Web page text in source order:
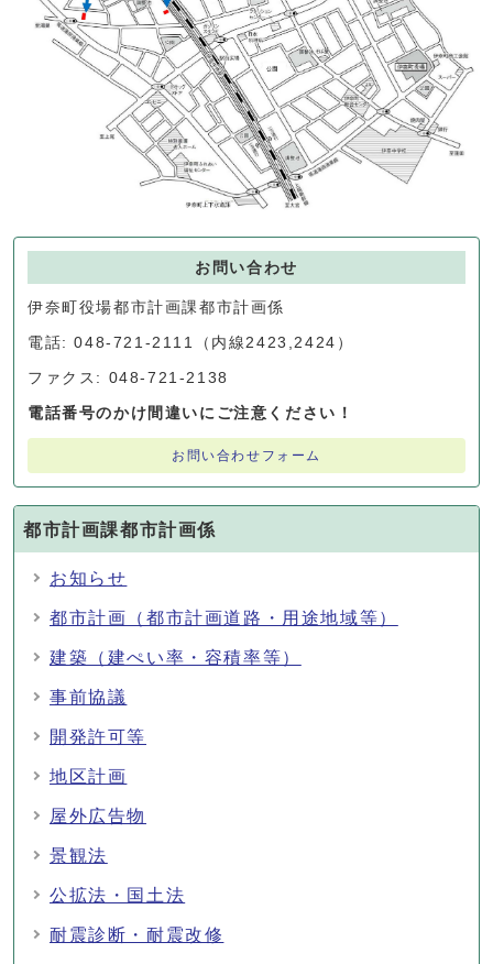
お問い合わせ
伊奈町役場都市計画課都市計画係
電話: 048-721-2111（内線2423,2424）
ファクス: 048-721-2138
電話番号のかけ間違いにご注意ください！
お問い合わせフォーム
都市計画課都市計画係
お知らせ
都市計画（都市計画道路・用途地域等）
建築（建ぺい率・容積率等）
事前協議
開発許可等
地区計画
屋外広告物
景観法
公拡法・国土法
耐震診断・耐震改修